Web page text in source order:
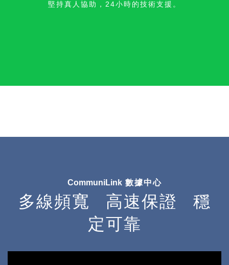
堅持真人協助，24小時的技術支援。
CommuniLink數據中心
多線頻寬 高速保證
穩
定可靠